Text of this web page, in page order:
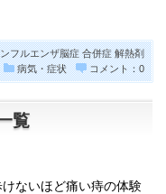
フルエンザ脳症 合併症 解熱剤
病気・症状
コメント：0
覧
ないほど痛い痔の体験